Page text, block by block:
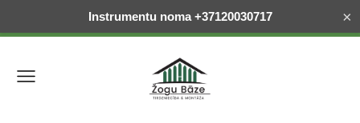
Instrumentu noma +37120030717 ×